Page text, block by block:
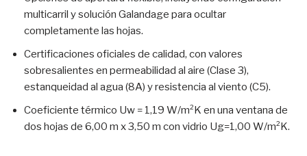
multicarril y solución Galandage para ocultar
completamente las hojas.
Certificaciones oficiales de calidad, con valores
sobresalientes en permeabilidad al aire (Clase 3),
estanqueidad al agua (8A) y resistencia al viento (C5).
Coeficiente térmico Uw = 1,19 W/m²K en una ventana de
dos hojas de 6,00 m x 3,50 m con vidrio Ug=1,00 W/m²K.